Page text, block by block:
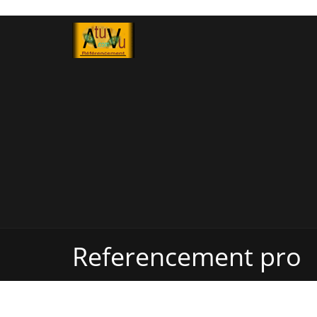
Referencement pro